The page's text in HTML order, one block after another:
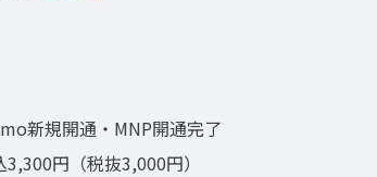
新規開通・MNP開通完了
円（税抜3,000円）